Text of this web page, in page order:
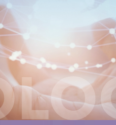
電源不要なAIカ
未然に防ぐ自治
クマミるAI」を
三浦工業×
連携から
える『i-
三浦工業株
る業務提携について
東北」に参加します